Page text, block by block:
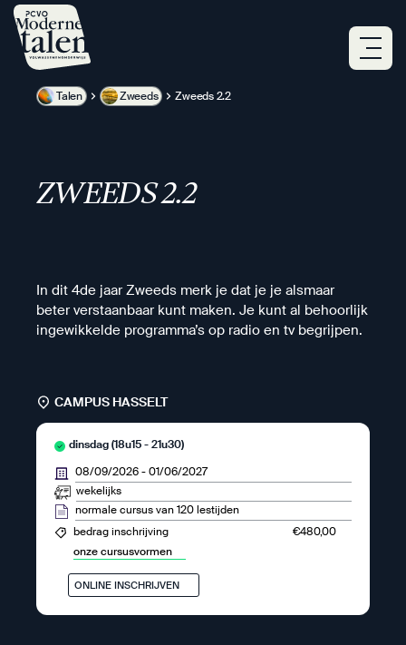
Overslaan
naar
Talen Zweeds Zweeds 2.2
ZWEEDS 2.2
In dit 4de jaar Zweeds merk je dat je je alsmaar
beter verstaanbaar kunt maken. Je kunt al behoorlijk
ingewikkelde programma’s op radio en tv begrijpen.
CAMPUS HASSELT
dinsdag (18u15 - 21u30)
08/09/2026-01/06/2027
wekelijks
normale cursus van 120 lestijden
bedrag inschrijving
€480,00
onze cursusvormen
ONLINE INSCHRIJVEN